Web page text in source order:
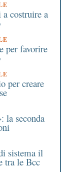
costruire a
per favorire
per creare
la seconda
sistema il
tra le Bcc